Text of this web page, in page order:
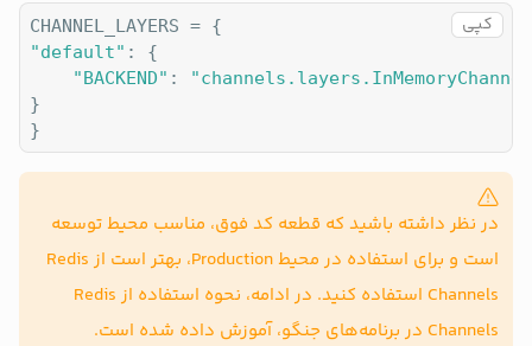
کپی
"default" : {
"BACKEND" :
}
در نظر داشته باشید که قطعه کد فوق، مناسب محیط توسعه
است و برای استفاده در محیط Production، بهتر است از Redis
Channels استفاده کنید. در ادامه، نحوه استفاده از Redis
Channels در برنامه‌های جنگو، آموزش داده شده است.